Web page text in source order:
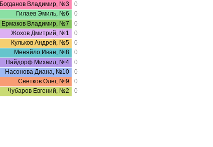
Богданов Владимир, №3
0
Гилаев Эмиль, №6
0
Ермаков Владимир, №7
0
Жохов Дмитрий, №1
0
Кульков Андрей, №5
0
Меняйло Иван, №8
0
Найдорф Михаил, №4 0
Насонова Диана, №10
0
Снетков Олег, №9
0
Чубаров Евгений, №2
0